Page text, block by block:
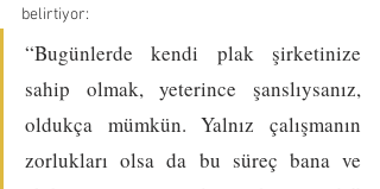
belirtiyor:
“Bugünlerde kendi plak şirketinize
sahip olmak, yeterince şanslıysanız,
oldukça mümkün. Yalnız çalışmanın
zorlukları olsa da bu süreç bana ve